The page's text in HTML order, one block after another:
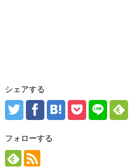
シェアする
フォローする